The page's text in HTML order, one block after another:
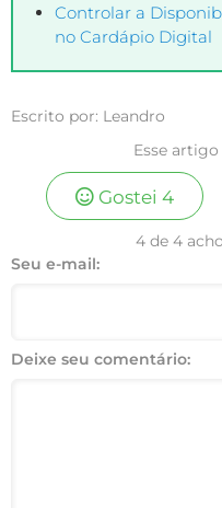
Controlar a
no Cardápio Digital
Escrito por: Leandro
Esse
Gostei 4
4 de 4
Seu e-mail:
Deixe seu comentário: